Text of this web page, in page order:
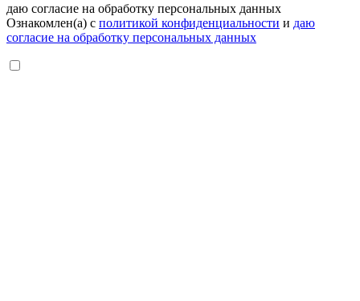
даю согласие на обработку персональных данных
Ознакомлен(а) с политикой конфиденциальности и даю
согласие на обработку персональных данных